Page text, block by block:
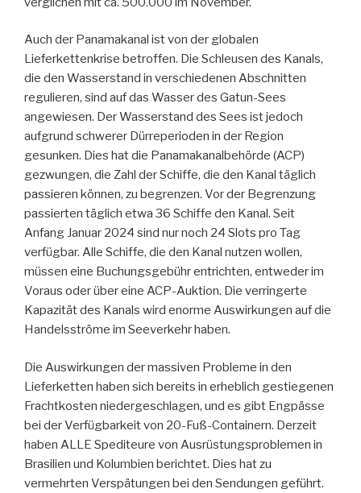
Auch der Panamakanal ist von der globalen
Lieferkettenkrise betroffen. Die Schleusen des Kanals,
die den Wasserstand in verschiedenen Abschnitten
regulieren, sind auf das Wasser des Gatun-Sees
angewiesen. Der Wasserstand des Sees ist jedoch
aufgrund schwerer Dürreperioden in der Region
gesunken. Dies hat die Panamakanalbehörde (ACP)
gezwungen, die Zahl der Schiffe, die den Kanal täglich
passieren können, zu begrenzen. Vor der Begrenzung
passierten täglich etwa 36 Schiffe den Kanal. Seit
Anfang Januar 2024 sind nur noch 24 Slots pro Tag
verfügbar. Alle Schiffe, die den Kanal nutzen wollen,
müssen eine Buchungsgebühr entrichten, entweder im
Voraus oder über eine ACP-Auktion. Die verringerte
Kapazität des Kanals wird enorme Auswirkungen auf die
Handelsströme im Seeverkehr haben.
Die Auswirkungen der massiven Probleme in den
Lieferketten haben sich bereits in erheblich gestiegenen
Frachtkosten niedergeschlagen, und es gibt Engpässe
bei der Verfügbarkeit von 20-Fuß-Containern. Derzeit
haben ALLE Spediteure von Ausrüstungsproblemen in
Brasilien und Kolumbien berichtet. Dies hat zu
vermehrten Verspätungen bei den Sendungen geführt.